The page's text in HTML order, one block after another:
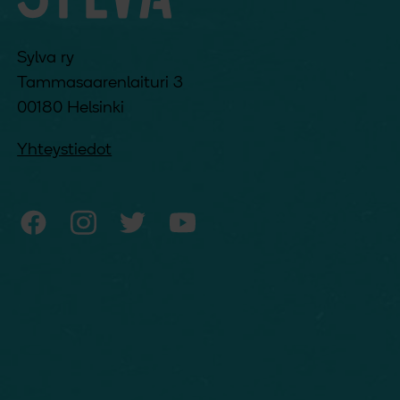
Sylva ry
Tammasaarenlaituri 3
00180 Helsinki
Yhteystiedot
Sylvan Facebook
Sylvan Instagram
Sylvan Twitter